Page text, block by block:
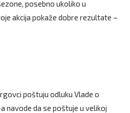
posebno ukoliko u
akcija pokaže dobre rezultate –
poštuju odluku Vlade o
navode da se poštuje u velikoj